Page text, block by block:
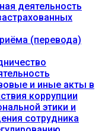
деятельность
(перевода)
и иные акты в
коррупции
этики и
сотрудника